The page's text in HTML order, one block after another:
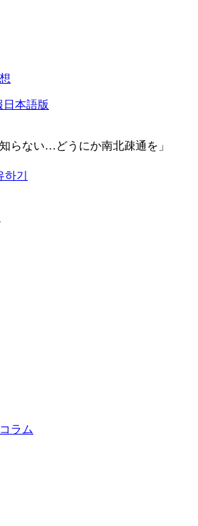
日本語版
らない…どうにか南北疎通を」
하기
ラム